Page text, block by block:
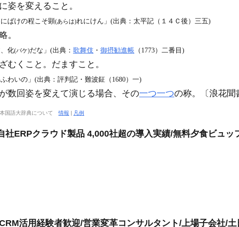
姿を変えること。
ばけの程こそ顕(あらは)れにけん」(出典：太平記（１４Ｃ後）三五)
。
化(バケ)だな」(出典： 歌舞伎 ・ 御摂勧進帳 （1773）二番目)
むくこと。だますこと。
わいの」(出典：評判記・難波鉦（1680）一)
数回姿を変えて演じる場合、その一つ一つの称。〔浪花聞
国語大辞典について情報 | 凡例
社ERPクラウド製品 4,000社超の導入実績/無料夕食ビュッ
活用経験者歓迎/営業変革コンサルタント/上場子会社/土